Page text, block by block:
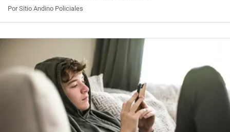
Por Sitio Andino Policiales